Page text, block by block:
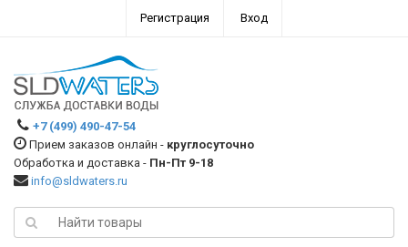
Регистрация Вход
+7 (499) 490-47-54
Прием заказов онлайн - круглосуточно
Обработка и доставка - Пн-Пт 9-18
info@sldwaters.ru